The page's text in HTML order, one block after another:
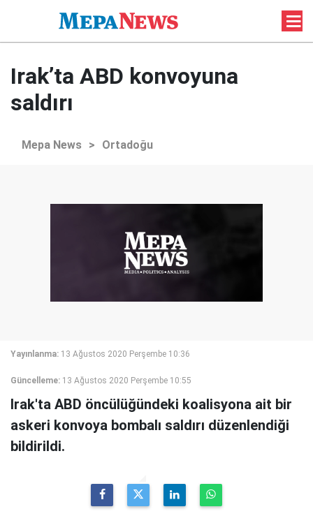
Irak’ta ABD konvoyuna
saldırı
Mepa News > Ortadoğu
Yayınlanma: 13 Ağustos 2020 Perşembe 10:36
Güncelleme: 13 Ağustos 2020 Perşembe 10:55
Irak'ta ABD öncülüğündeki koalisyona ait bir
askeri konvoya bombalı saldırı düzenlendiği
bildirildi.